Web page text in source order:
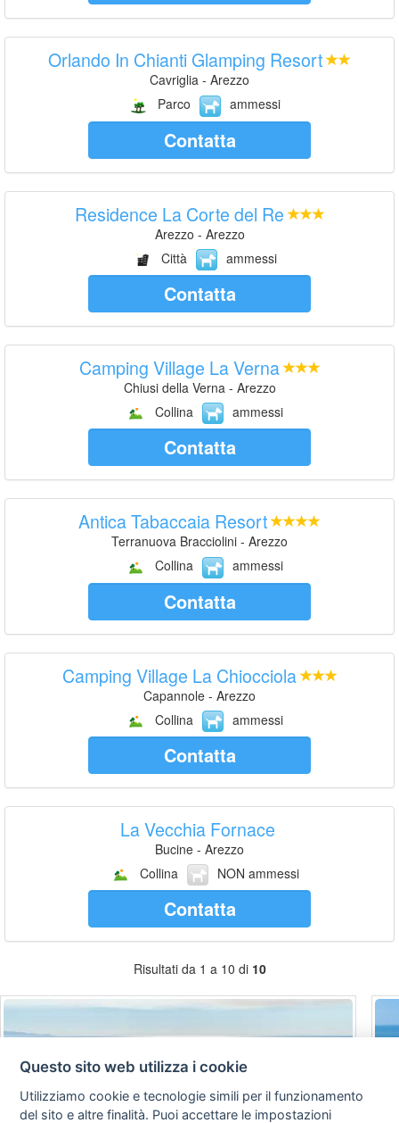
Orlando In Chianti Glamping Resort
Cavriglia - Arezzo
Parco
ammessi
Contatta
Residence La Corte del Re
Arezzo - Arezzo
Città
ammessi
Contatta
Camping Village La Verna
Chiusi della Verna - Arezzo
Collina
ammessi
Contatta
Antica Tabaccaia Resort
Terranuova Bracciolini - Arezzo
Collina
ammessi
Contatta
Camping Village La Chiocciola
Capannole - Arezzo
Collina
ammessi
Contatta
La Vecchia Fornace
Bucine - Arezzo
Collina
NON ammessi
Contatta
Risultati da 1 a 10 di 10
Questo sito web utilizza i cookie
Utilizziamo cookie e tecnologie simili per il funzionamento
del sito e altre finalità. Puoi accettare le impostazioni